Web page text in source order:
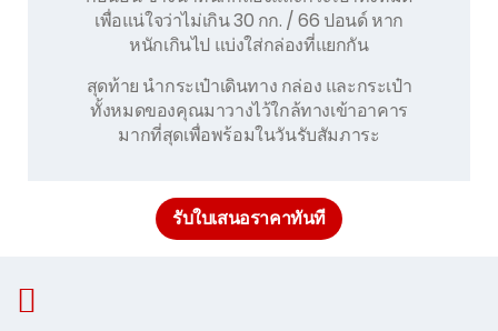
เพื่อแน่ใจว่าไม่เกิน 30 กก. / 66 ปอนด์ หาก
หนักเกินไป แบ่งใส่กล่องที่แยกกัน
สุดท้าย นำกระเป๋าเดินทาง กล่อง และกระเป๋า
ทั้งหมดของคุณมาวางไว้ใกล้ทางเข้าอาคาร
มากที่สุดเพื่อพร้อมในวันรับสัมภาระ
รับใบเสนอราคาทันที